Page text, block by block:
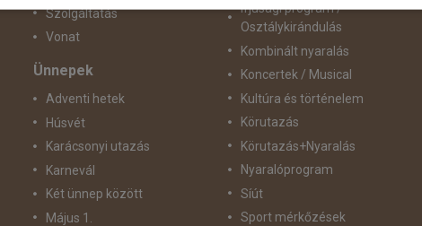
Szolgáltatás
Vonat
Ünnepek
Adventi hetek
Húsvét
Karácsonyi utazás
Karnevál
Két ünnep között
Május 1.
Ifjúsági program /
Osztálykirándulás
Kombinált nyaralás
Koncertek / Musical
Kultúra és történelem
Körutazás
Körutazás+Nyaralás
Nyaralóprogram
Síút
Sport mérkőzések